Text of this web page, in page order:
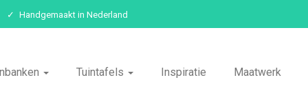
Handgemaakt in Nederland
Tuintafels Inspiratie Maatwerk